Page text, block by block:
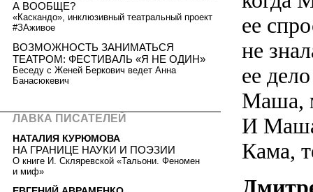
ее
не
ее
Маша,
И Маша
Кама,
А ВООБЩЕ?
«Каскандо», инклюзивный театральный проект
#ЗАживое
ВОЗМОЖНОСТЬ ЗАНИМАТЬСЯ
ТЕАТРОМ: ФЕСТИВАЛЬ «Я НЕ ОДИН»
Беседу с Женей Беркович ведет Анна
Банасюкевич
ЛАВКА ПИСАТЕЛЕЙ
НАТАЛИЯ КУРЮМОВА
НА ГРАНИЦЕ НАУКИ И ПОЭЗИИ
О книге И. Скляревской «Тальони. Феномен
и миф»